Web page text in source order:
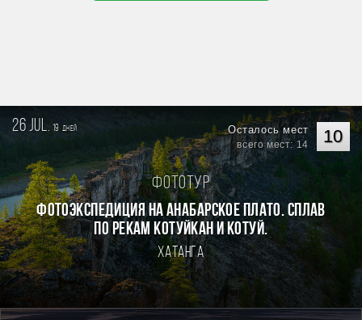
26 jul. 19 дней 10
Осталось мест
всего мест: 14
Фототур
Фотоэкспедиция на Анабарское плато. Сплав
по рекам Котуйкан и Котуй.
Хатанга